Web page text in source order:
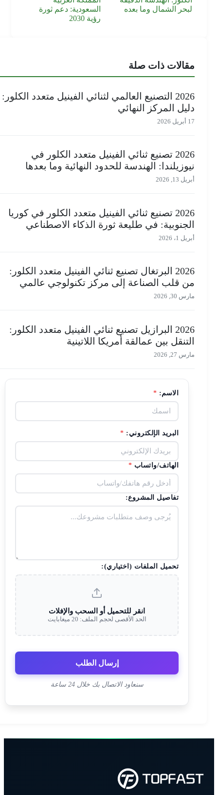
لبحر الشمال وما بعده
السعودية: دعم ثورة
رؤية 2030
مقالات ذات صلة
2026 التصنيع العالمي لثنائي الفينيل متعدد الكلور:
دليل المركز النهائي
2026 تصنيع ثنائي الفينيل متعدد الكلور في
نيوزيلندا: الهندسة للحدود النهائية وما بعدها
أبريل 13, 2026
2026 تصنيع ثنائي الفينيل متعدد الكلور في كوريا
الجنوبية: في طليعة ثورة الذكاء الاصطناعي
أبريل 1، 2026
2026 البرتغال تصنيع ثنائي الفينيل متعدد الكلور:
من قلب الصناعة إلى مركز تكنولوجي عالمي
مارس 30, 2026
2026 البرازيل تصنيع ثنائي الفينيل متعدد الكلور:
التنقل بين عمالقة أمريكا اللاتينية
مارس 27, 2026
الاسم:*
البريد الإلكتروني:*
الهاتف/واتساب*
تفاصيل المشروع:
تحميل الملفات (اختياري):
انقر للتحميل أو السحب والإفلات
الحد الأقصى لحجم الملف: 20 ميغابايت
إرسال الطلب
سنعاود الاتصال بك خلال 24 ساعة